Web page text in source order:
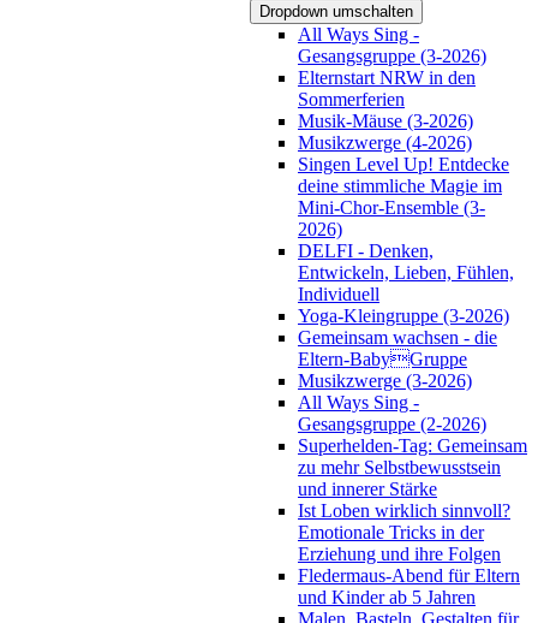
Dropdown umschalten
All Ways Sing -
Gesangsgruppe (3-2026)
Elternstart NRW in den
Sommerferien
Musik-Mäuse (3-2026)
Musikzwerge (4-2026)
Singen Level Up! Entdecke
deine stimmliche Magie im
Mini-Chor-Ensemble (3-
2026)
DELFI - Denken,
Entwickeln, Lieben, Fühlen,
Individuell
Yoga-Kleingruppe (3-2026)
Gemeinsam wachsen - die
Eltern-BabyGruppe
Musikzwerge (3-2026)
All Ways Sing -
Gesangsgruppe (2-2026)
Superhelden-Tag: Gemeinsam
zu mehr Selbstbewusstsein
und innerer Stärke
Ist Loben wirklich sinnvoll?
Emotionale Tricks in der
Erziehung und ihre Folgen
Fledermaus-Abend für Eltern
und Kinder ab 5 Jahren
Malen, Basteln, Gestalten für